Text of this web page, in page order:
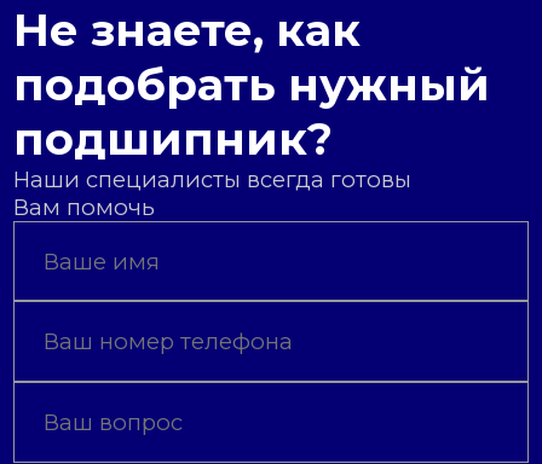
Не знаете, как
подобрать нужный
подшипник?
Наши специалисты всегда готовы
Вам помочь